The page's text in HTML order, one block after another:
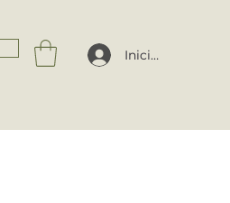
Iniciar sesión